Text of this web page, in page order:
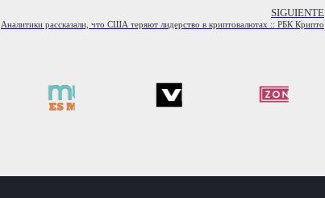
SIGUIENTE
Аналитики рассказали, что США теряют лидерство в криптовалютах :: РБК Крипто